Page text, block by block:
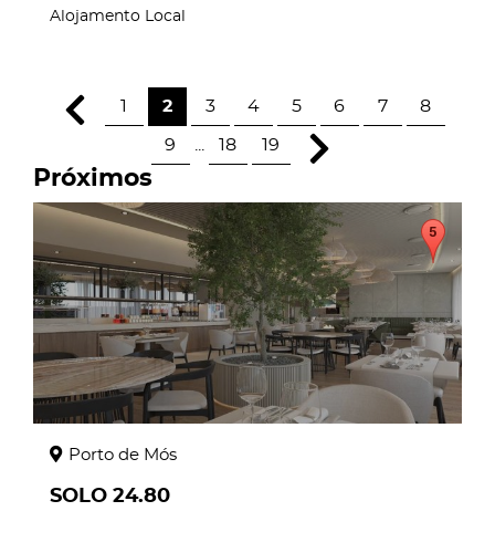
Alojamento Local
1 2 3 4 5 6 7 8
9 18 19
Próximos
page
Porto de Mós
SOLO 24.80